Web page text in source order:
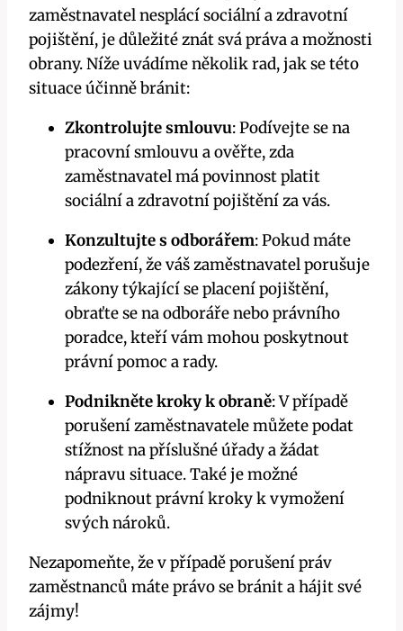
zaměstnavatel nesplácí sociální a zdravotní
pojištění, je důležité znát svá práva a možnosti
obrany. Níže uvádíme několik rad, jak se této
situace účinně bránit:
Zkontrolujte smlouvu: Podívejte se na
pracovní smlouvu a ověřte, zda
zaměstnavatel má povinnost platit
sociální a zdravotní pojištění za vás.
Konzultujte s odborářem: Pokud máte
podezření, že váš zaměstnavatel porušuje
zákony týkající se placení pojištění,
obraťte se na odboráře nebo právního
poradce, kteří vám mohou poskytnout
právní pomoc a rady.
Podnikněte kroky k obraně: V případě
porušení zaměstnavatele můžete podat
stížnost na příslušné úřady a žádat
nápravu situace. Také je možné
podniknout právní kroky k vymožení
svých nároků.
Nezapomeňte, že v případě porušení práv
zaměstnanců máte právo se bránit a hájit své
zájmy!